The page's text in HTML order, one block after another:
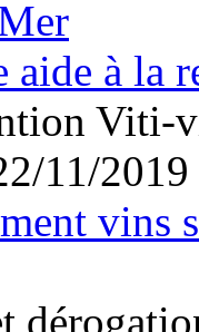
aide à la
Viti-
11/2019
vins